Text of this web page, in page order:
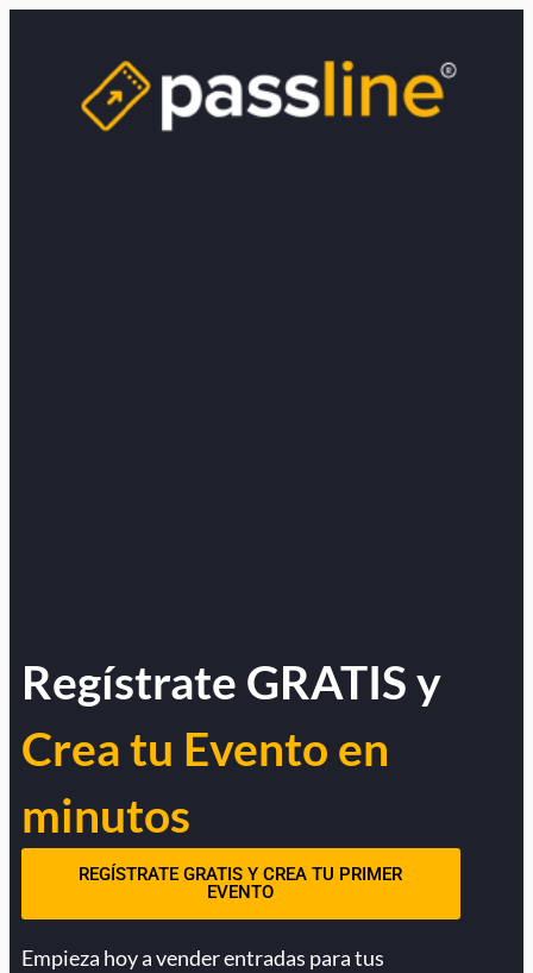
Regístrate GRATIS y
Crea tu Evento en
minutos
REGÍSTRATE GRATIS Y CREA TU PRIMER
EVENTO
Empieza hoy a vender entradas para tus